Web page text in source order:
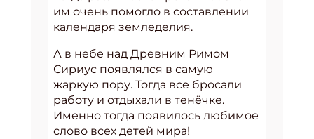
им очень помогло в составлении
календаря земледелия.
А в небе над Древним Римом
Сириус появлялся в самую
жаркую пору. Тогда все бросали
работу и отдыхали в тенёчке.
Именно тогда появилось любимое
слово всех детей мира!